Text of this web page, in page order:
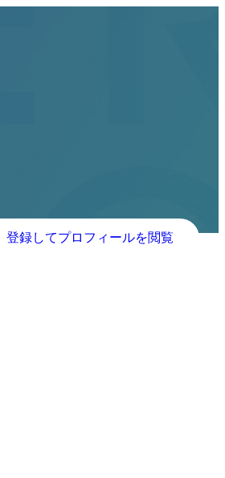
登録してプロフィールを閲覧